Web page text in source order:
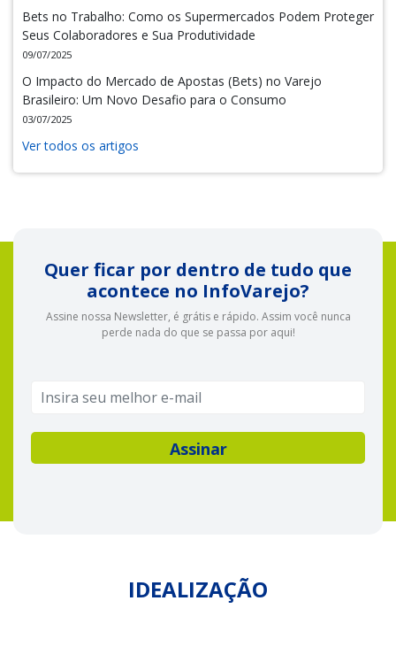
Bets no Trabalho: Como os Supermercados Podem Proteger
Seus Colaboradores e Sua Produtividade
09/07/2025
O Impacto do Mercado de Apostas (Bets) no Varejo
Brasileiro: Um Novo Desafio para o Consumo
03/07/2025
Ver todos os artigos
Quer ficar por dentro de tudo que
acontece no InfoVarejo?
Assine nossa Newsletter, é grátis e rápido. Assim você nunca
perde nada do que se passa por aqui!
IDEALIZAÇÃO